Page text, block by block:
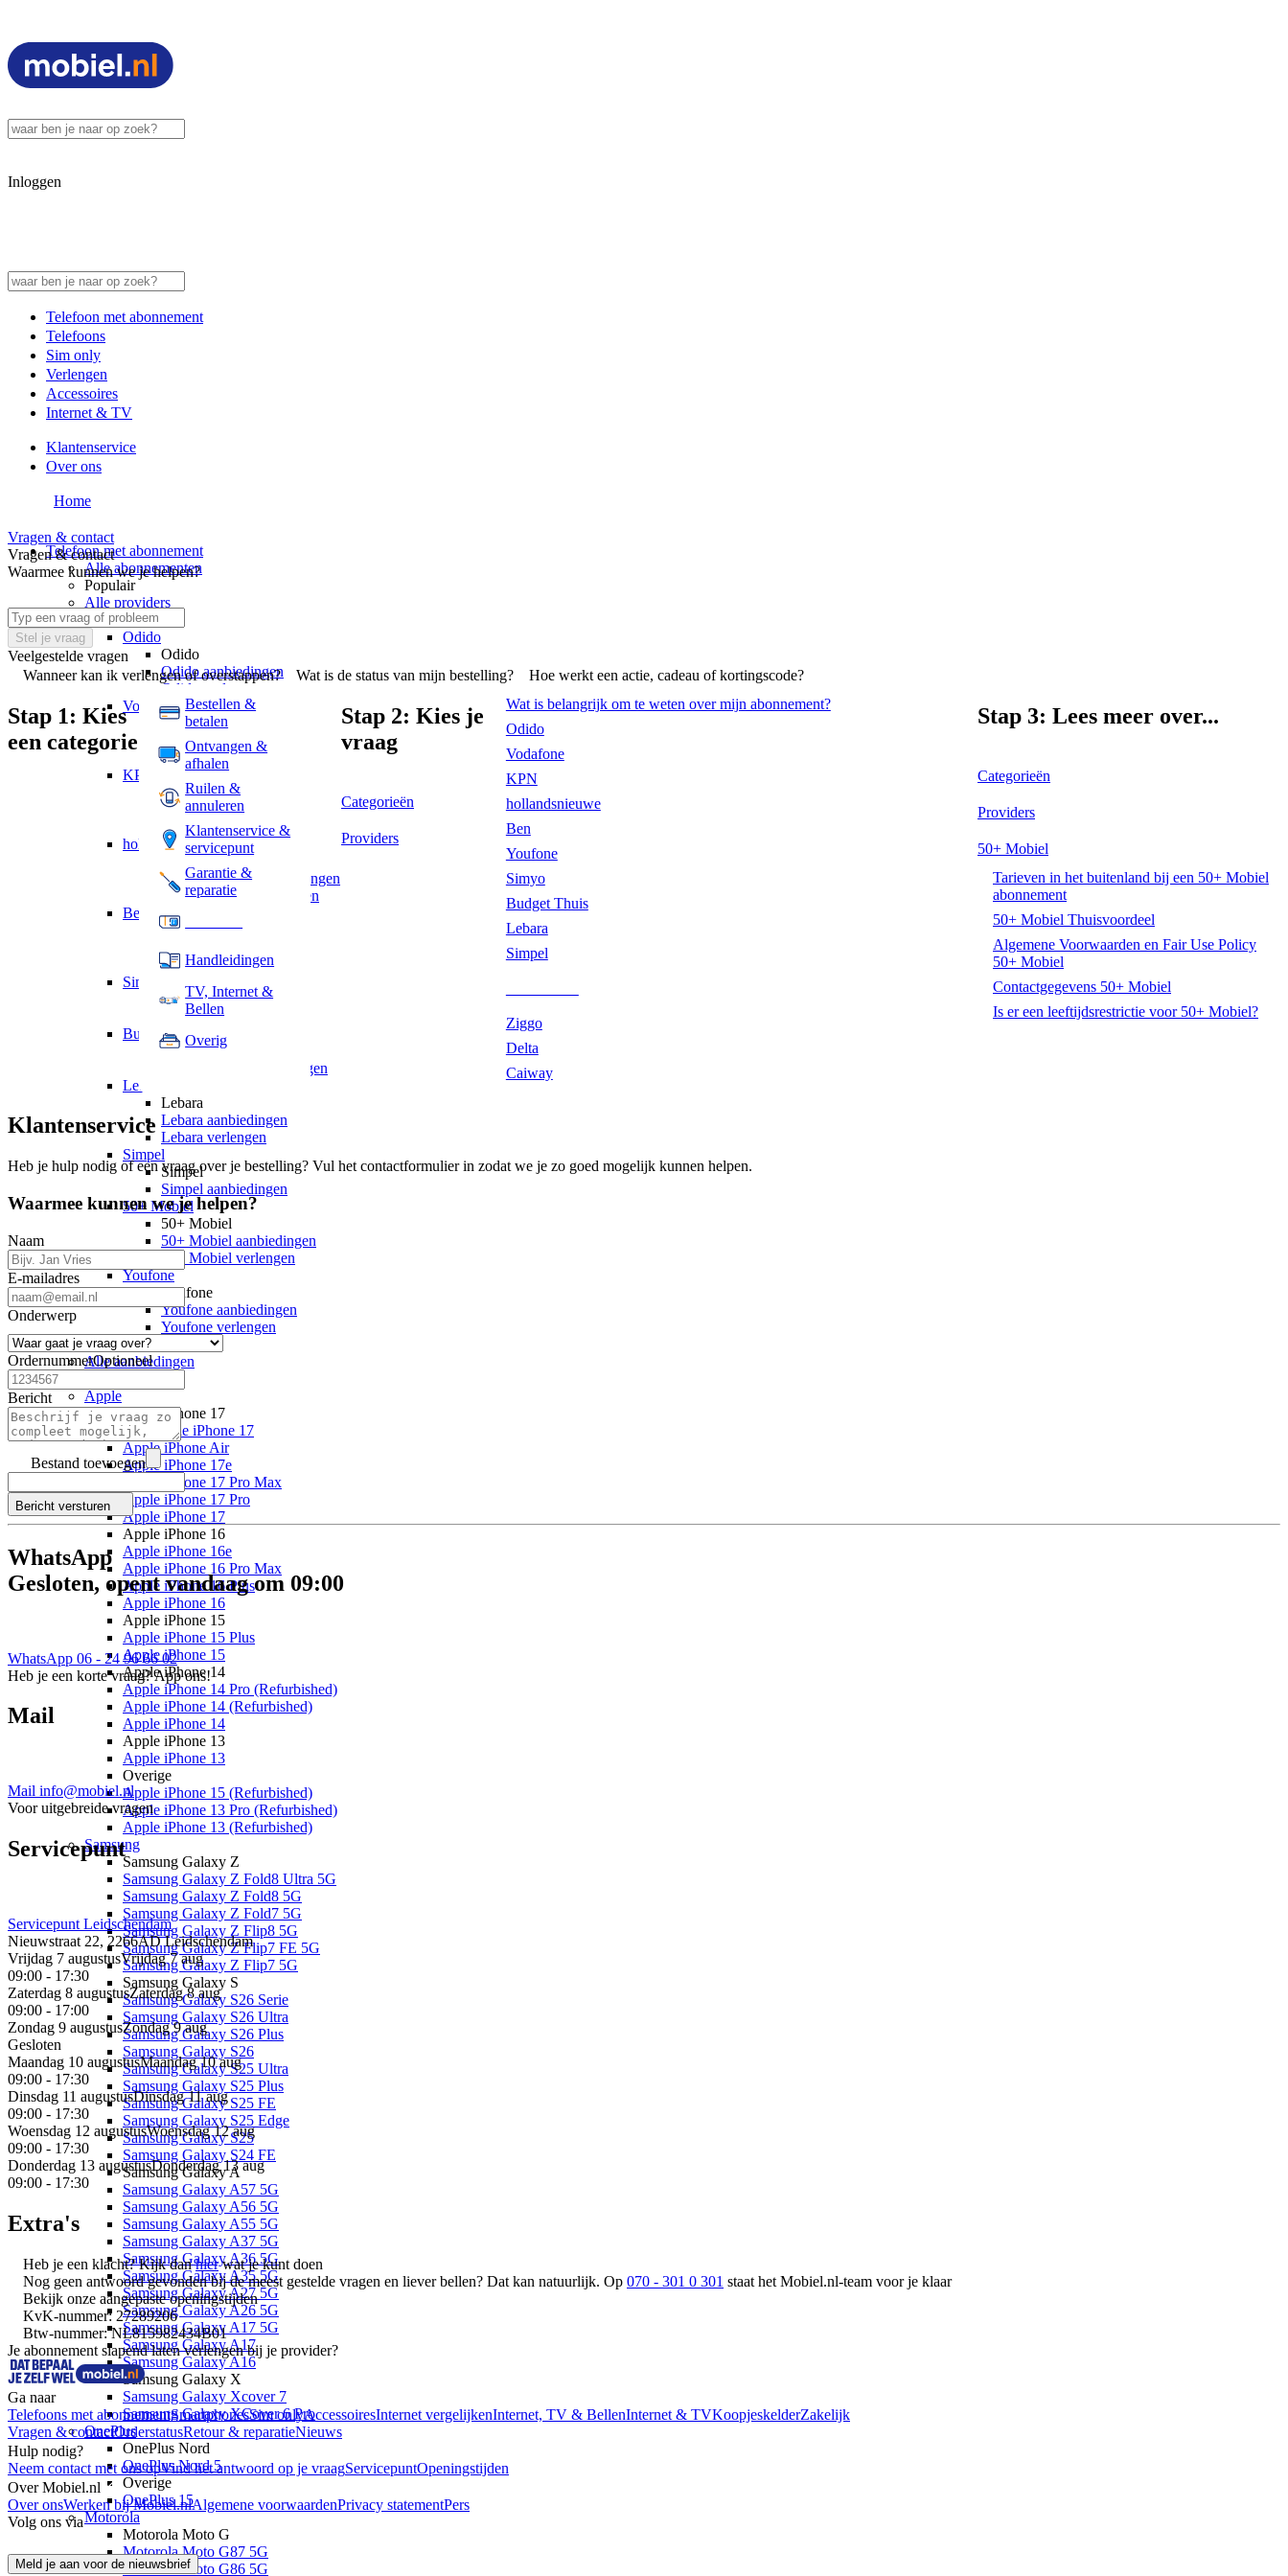
Inloggen
Telefoon met abonnement
Telefoons
Sim only
Verlengen
Accessoires
Internet & TV
Klantenservice
Over ons
Telefoon met abonnement
Alle abonnementen
Populair
Alle providers
Providers
Odido
Odido
Odido aanbiedingen
Odido verlengen
Vodafone
Vodafone
Vodafone aanbiedingen
Vodafone verlengen
KPN
KPN
KPN aanbiedingen
KPN verlengen
hollandsnieuwe
hollandsnieuwe
hollandsnieuwe aanbiedingen
hollandsnieuwe verlengen
Ben
Ben
Ben verlengen
Simyo
Simyo
Simyo aanbiedingen
Budget Thuis
Budget Thuis
Budget Thuis aanbiedingen
Lebara
Lebara
Lebara aanbiedingen
Lebara verlengen
Simpel
Simpel
Simpel aanbiedingen
50+ Mobiel
50+ Mobiel
50+ Mobiel aanbiedingen
50+ Mobiel verlengen
Youfone
Youfone
Youfone aanbiedingen
Youfone verlengen
Alle telefoons
Alle aanbiedingen
Apple
Apple iPhone 17
Alle Apple iPhone 17
Apple iPhone Air
Apple iPhone 17e
Apple iPhone 17 Pro Max
Apple iPhone 17 Pro
Apple iPhone 17
Apple iPhone 16
Apple iPhone 16e
Apple iPhone 16 Pro Max
Apple iPhone 16 Plus
Apple iPhone 16
Apple iPhone 15
Apple iPhone 15 Plus
Apple iPhone 15
Apple iPhone 14
Apple iPhone 14 Pro (Refurbished)
Apple iPhone 14 (Refurbished)
Apple iPhone 14
Apple iPhone 13
Apple iPhone 13
Overige
Apple iPhone 15 (Refurbished)
Apple iPhone 13 Pro (Refurbished)
Apple iPhone 13 (Refurbished)
Samsung
Samsung Galaxy Z
Samsung Galaxy Z Fold8 Ultra 5G
Samsung Galaxy Z Fold8 5G
Samsung Galaxy Z Fold7 5G
Samsung Galaxy Z Flip8 5G
Samsung Galaxy Z Flip7 FE 5G
Samsung Galaxy Z Flip7 5G
Samsung Galaxy S
Samsung Galaxy S26 Serie
Samsung Galaxy S26 Ultra
Samsung Galaxy S26 Plus
Samsung Galaxy S26
Samsung Galaxy S25 Ultra
Samsung Galaxy S25 Plus
Samsung Galaxy S25 FE
Samsung Galaxy S25 Edge
Samsung Galaxy S25
Samsung Galaxy S24 FE
Samsung Galaxy A
Samsung Galaxy A57 5G
Samsung Galaxy A56 5G
Samsung Galaxy A55 5G
Samsung Galaxy A37 5G
Samsung Galaxy A36 5G
Samsung Galaxy A35 5G
Samsung Galaxy A27 5G
Samsung Galaxy A26 5G
Samsung Galaxy A17 5G
Samsung Galaxy A17
Samsung Galaxy A16
Samsung Galaxy X
Samsung Galaxy Xcover 7
Samsung Galaxy XCover 6 Pro
OnePlus
OnePlus Nord
OnePlus Nord 5
Overige
OnePlus 15
Motorola
Motorola Moto G
Motorola Moto G87 5G
Motorola Moto G86 5G
Home
Vragen & contact
Vragen & contact
Waarmee kunnen we je helpen?
Stel je vraag
Veelgestelde vragen
Wanneer kan ik verlengen of overstappen?
Wat is de status van mijn bestelling? Hoe werkt een actie, cadeau of kortingscode?
Stap 1: Kies
een categorie
Bestellen &
betalen
Ontvangen &
afhalen
Ruilen &
annuleren
Klantenservice &
servicepunt
Garantie &
reparatie
Handleidingen
TV, Internet &
Bellen
Overig
Stap 2: Kies je
vraag
Categorieën
Providers
Wat is belangrijk om te weten over mijn abonnement?
Odido
Vodafone
KPN
hollandsnieuwe
Ben
Youfone
Simyo
Budget Thuis
Lebara
Simpel
Ziggo
Delta
Caiway
Stap 3: Lees meer over...
Categorieën
Providers
50+ Mobiel
Tarieven in het buitenland bij een 50+ Mobiel
abonnement
50+ Mobiel Thuisvoordeel
Algemene Voorwaarden en Fair Use Policy
50+ Mobiel
Contactgegevens 50+ Mobiel
Is er een leeftijdsrestrictie voor 50+ Mobiel?
Klantenservice
Heb je hulp nodig of een vraag over je bestelling? Vul het contactformulier in zodat we je zo goed mogelijk kunnen helpen.
Waarmee kunnen we je helpen?
Naam
E-mailadres
Onderwerp
OrdernummerOptioneel
Bericht
Bestand toevoegen
Bericht versturen
WhatsApp
Gesloten, opent vandaag om 09:00
WhatsApp 06 - 24 96 66 02
Heb je een korte vraag? App ons!
Mail
Mail info@mobiel.nl
Voor uitgebreide vragen
Servicepunt
Servicepunt Leidschendam
Nieuwstraat 22, 2266AD Leidschendam
Vrijdag 7 augustusVrijdag 7 aug
09:00 - 17:30
Zaterdag 8 augustusZaterdag 8 aug
09:00 - 17:00
Zondag 9 augustusZondag 9 aug
Gesloten
Maandag 10 augustusMaandag 10 aug
09:00 - 17:30
Dinsdag 11 augustusDinsdag 11 aug
09:00 - 17:30
Woensdag 12 augustusWoensdag 12 aug
09:00 - 17:30
Donderdag 13 augustusDonderdag 13 aug
09:00 - 17:30
Extra's
Heb je een klacht? Kijk dan hier wat je kunt doen
Nog geen antwoord gevonden bij de meest gestelde vragen en liever bellen? Dat kan natuurlijk. Op 070 - 301 0 301 staat het Mobiel.nl-team voor je klaar
Bekijk onze aangepaste openingstijden
KvK-nummer: 27289206
Btw-nummer: NL815982434B01
Je abonnement slapend laten verlengen bij je provider?
Ga naar
Telefoons met abonnementSmartphonesSim onlyAccessoiresInternet vergelijkenInternet, TV & BellenInternet & TVKoopjeskelderZakelijk
Vragen & contactOrderstatusRetour & reparatieNieuws
Hulp nodig?
Neem contact met ons opVind het antwoord op je vraagServicepuntOpeningstijden
Over Mobiel.nl
Over onsWerken bij Mobiel.nlAlgemene voorwaardenPrivacy statementPers
Volg ons via
Meld je aan voor de nieuwsbrief